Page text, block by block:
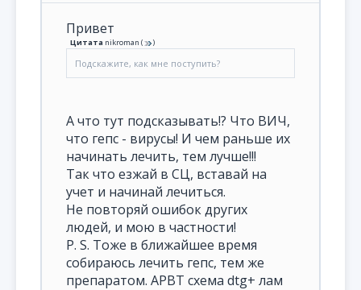
Привет
Цитата nikroman ( )
Подскажите, как мне поступить?
А что тут подсказывать!? Что ВИЧ,
что гепс - вирусы! И чем раньше их
начинать лечить, тем лучше!!!
Так что езжай в СЦ, вставай на
учет и начинай лечиться.
Не повторяй ошибок других
людей, и мою в частности!
P. S. Тоже в ближайшее время
собираюсь лечить гепс, тем же
препаратом. АРВТ схема dtg+ лам